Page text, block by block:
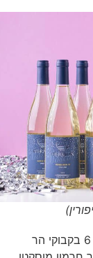
מגיע בארגז ורוד המכיל בתוכו 6 בקבוקי הר